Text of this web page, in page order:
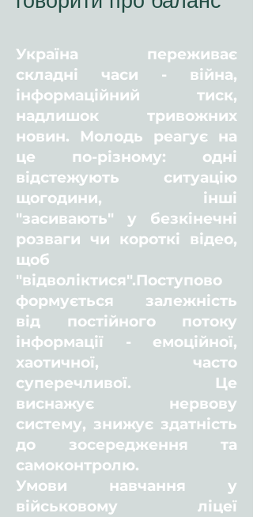
Україна переживає
складні часи - війна,
інформаційний тиск,
надлишок тривожних
новин. Молодь реагує на
це по-різному: одні
відстежують ситуацію
щогодини, інші
"засивають" у безкінечні
розваги чи короткі відео,
щоб
"відволіктися".Поступово
формується залежність
від постійного потоку
інформації - емоційної,
хаотичної, часто
суперечливої. Це
виснажує нервову
систему, знижує здатність
до зосередження та
самоконтролю.
Умови навчання у
військовому ліцеї